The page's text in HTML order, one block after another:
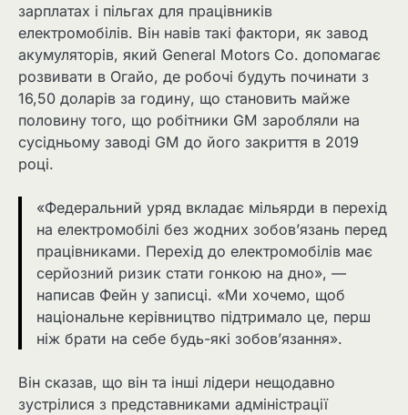
зарплатах і пільгах для працівників
електромобілів. Він навів такі фактори, як завод
акумуляторів, який General Motors Co. допомагає
розвивати в Огайо, де робочі будуть починати з
16,50 доларів за годину, що становить майже
половину того, що робітники GM заробляли на
сусідньому заводі GM до його закриття в 2019
році.
«Федеральний уряд вкладає мільярди в перехід
на електромобілі без жодних зобов’язань перед
працівниками. Перехід до електромобілів має
серйозний ризик стати гонкою на дно», —
написав Фейн у записці. «Ми хочемо, щоб
національне керівництво підтримало це, перш
ніж брати на себе будь-які зобов’язання».
Він сказав, що він та інші лідери нещодавно
зустрілися з представниками адміністрації